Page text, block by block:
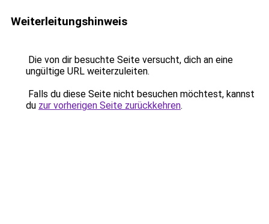
Weiterleitungshinweis
Die von dir besuchte Seite versucht, dich an eine
ungültige URL weiterzuleiten.
Falls du diese Seite nicht besuchen möchtest, kannst
du zur vorherigen Seite zurückkehren.